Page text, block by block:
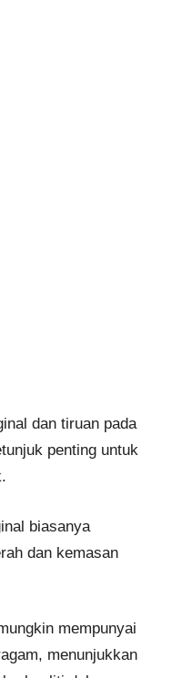
dan tiruan pada
penting untuk
biasanya
dan kemasan
mempunyai
menunjukkan